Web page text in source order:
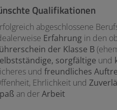
Qualifikationen
abgeschlossene
Erfahrung in den
der Klasse B
sorgfältige und
und freundliches
Ehrlichkeit und
an derArbeit